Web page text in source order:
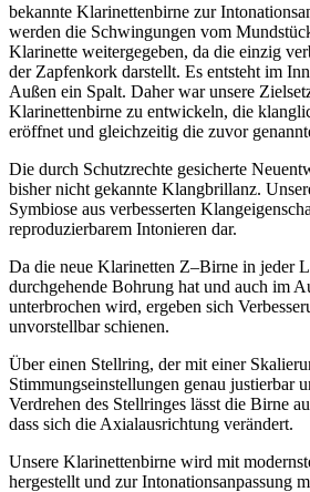
bekannte Klarinettenbirne zur
werden die Schwingungen vom
Klarinette weitergegeben, da die einzig
der Zapfenkork darstellt. Es entsteht im
Außen ein Spalt. Daher war unsere
Klarinettenbirne zu entwickeln, die
eröffnet und gleichzeitig die zuvor
Die durch Schutzrechte gesicherte
bisher nicht gekannte Klangbrillanz.
Symbiose aus verbesserten
reproduzierbarem Intonieren dar.
Da die neue Klarinetten Z–Birne in jeder
durchgehende Bohrung hat und auch im
unterbrochen wird, ergeben sich
unvorstellbar schienen.
Über einen Stellring, der mit einer
Stimmungseinstellungen genau justierbar
Verdrehen des Stellringes lässt die Birne
dass sich die Axialausrichtung verändert.
Unsere Klarinettenbirne wird mit
hergestellt und zur Intonationsanpassung